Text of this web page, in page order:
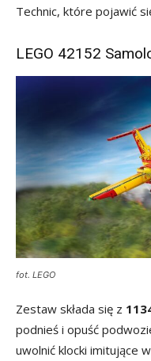
Technic, które pojawić
LEGO 42152
fot. LEGO
Zestaw składa się z
podnieś i opuść
uwolnić klocki imitujące